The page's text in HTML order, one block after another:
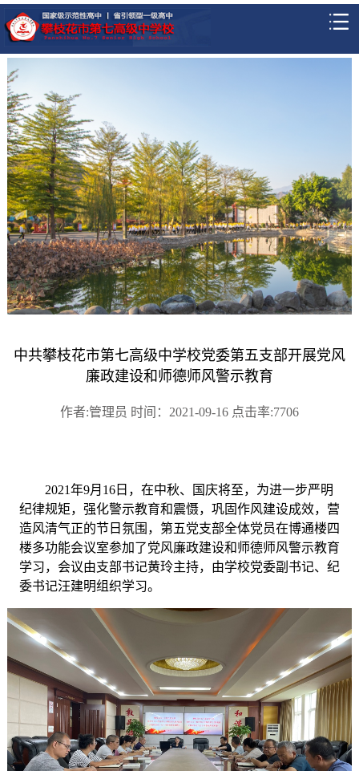
中共攀枝花市第七高级中学校党委第五支部开展党风
廉政建设和师德师风警示教育
作者:管理员 时间：2021-09-16 点击率:7706
2021年9月16日，在中秋、国庆将至，为进一步严明
纪律规矩，强化警示教育和震慑，巩固作风建设成效，营
造风清气正的节日氛围， 第五党支部全体党员在博通楼四
楼多功能会议室参加了党风廉政建设和师德师风警示教育
学习，会议由支部书记黄玲主持，由学校党委副书记、纪
委书记汪建明组织学习。